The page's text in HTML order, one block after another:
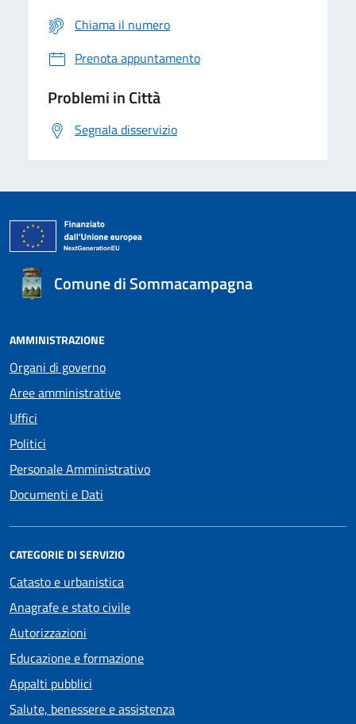
Chiama il numero
Prenota appuntamento
Problemi in Città
Segnala disservizio
Comune di Sommacampagna
AMMINISTRAZIONE
Organi di governo
Aree amministrative
Uffici
Politici
Personale Amministrativo
Documenti e Dati
CATEGORIE DI SERVIZIO
Catasto e urbanistica
Anagrafe e stato civile
Autorizzazioni
Educazione e formazione
Appalti pubblici
Salute, benessere e assistenza